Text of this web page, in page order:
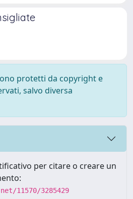
protetti da copyright e
salvo diversa
per citare o creare un
11570/3285429